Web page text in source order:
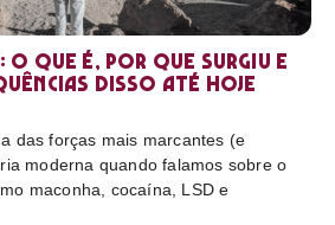
que é, por que surgiu e
disso até hoje
das forças mais marcantes (e
moderna quando falamos sobre o
maconha, cocaína, LSD e